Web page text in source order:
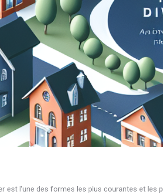
est l’une des formes les plus courantes et